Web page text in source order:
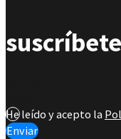
He leído y acepto la
Enviar